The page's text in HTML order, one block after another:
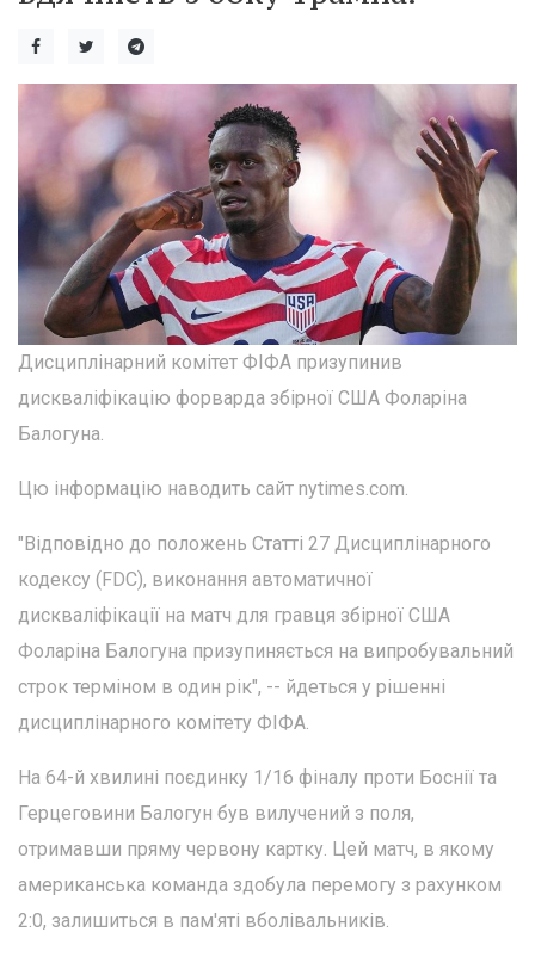
Дисциплінарний комітет ФІФА призупинив
дискваліфікацію форварда збірної США Фоларіна
Балогуна.
Цю інформацію наводить сайт nytimes.com.
"Відповідно до положень Статті 27 Дисциплінарного
кодексу (FDC), виконання автоматичної
дискваліфікації на матч для гравця збірної США
Фоларіна Балогуна призупиняється на випробувальний
строк терміном в один рік", -- йдеться у рішенні
дисциплінарного комітету ФІФА.
На 64-й хвилині поєдинку 1/16 фіналу проти Боснії та
Герцеговини Балогун був вилучений з поля,
отримавши пряму червону картку. Цей матч, в якому
американська команда здобула перемогу з рахунком
2:0, залишиться в пам'яті вболівальників.